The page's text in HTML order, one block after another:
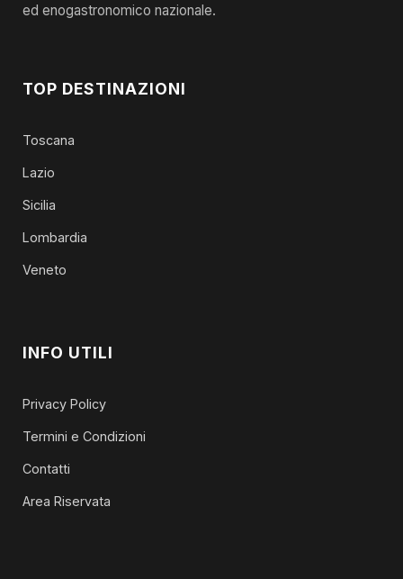
ed enogastronomico nazionale.
TOP DESTINAZIONI
Toscana
Lazio
Sicilia
Lombardia
Veneto
INFO UTILI
Privacy Policy
Termini e Condizioni
Contatti
Area Riservata